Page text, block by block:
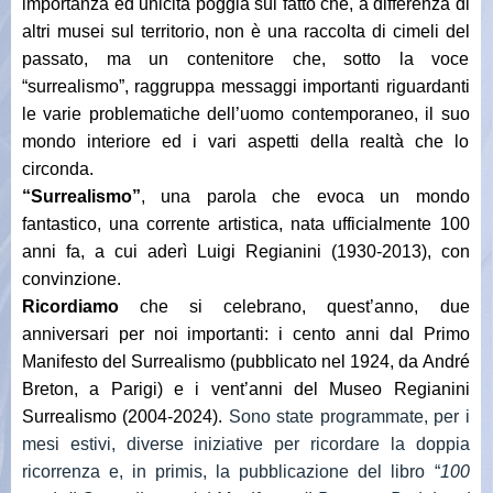
importanza ed unicità poggia sul fatto che, a differenza di
altri musei sul territorio, non è una raccolta di cimeli del
passato, ma un contenitore che, sotto la voce
“surrealismo”, raggruppa messaggi importanti riguardanti
le varie problematiche dell’uomo contemporaneo, il suo
mondo interiore ed i vari aspetti della realtà che lo
circonda.
“Surrealismo”, una parola che evoca un mondo
fantastico, una corrente artistica, nata ufficialmente 100
anni fa, a cui aderì Luigi Regianini (1930-2013), con
convinzione.
Ricordiamo che si celebrano, quest’anno, due
anniversari per noi importanti: i cento anni dal Primo
Manifesto del Surrealismo (pubblicato nel 1924, da André
Breton, a Parigi) e i vent’anni del Museo Regianini
Surrealismo (2004-2024). Sono state programmate, per i
mesi estivi, diverse iniziative per ricordare la doppia
ricorrenza e, in primis, la pubblicazione del libro “100